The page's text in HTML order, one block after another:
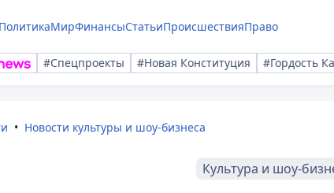
ПолитикаМирФинансыСтатьиПроисшествияПраво
#Спецпроекты #Новая Конституция #Гордость
Новости культуры и шоу-бизнеса
Культура и шоу-